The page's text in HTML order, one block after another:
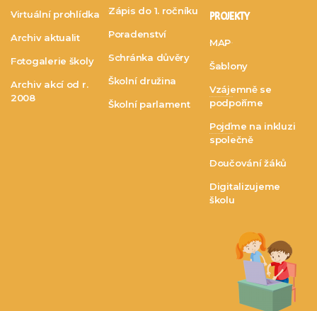
Virtuální prohlídka
Archiv aktualit
Fotogalerie školy
Archiv akcí od r.
2008
Zápis do 1. ročníku
Poradenství
Schránka důvěry
Školní družina
Školní parlament
PROJEKTY
MAP
Šablony
Vzájemně se
podpoříme
Pojďme na inkluzi
společně
Doučování žáků
Digitalizujeme
školu